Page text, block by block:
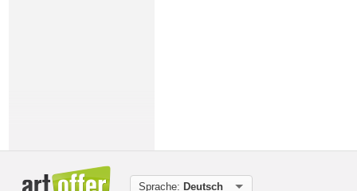
Sprache: Deutsch